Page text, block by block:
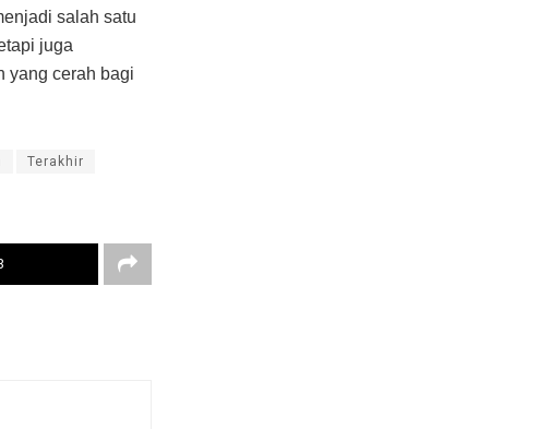
salah satu
juga
yang cerah bagi
Terakhir